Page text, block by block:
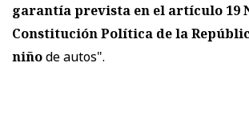
garantía prevista en el artículo 19
Constitución Política de la
niñode autos".